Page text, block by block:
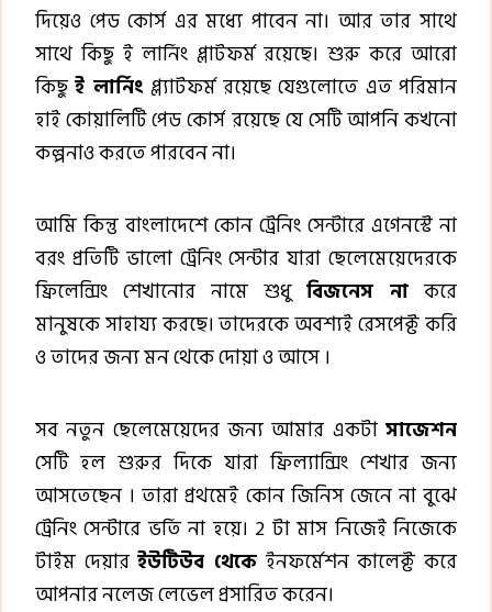
দিয়েও পেড কোর্স এর মধ্যে পাবেন না। আর তার সাথে
সাথে কিছু ই লার্নিং প্লাটফর্ম রয়েছে। শুরু করে আরো
কিছুই লার্নিং প্ল্যাটফর্ম রয়েছে যেগুলোতে এত পরিমান
হাই কোয়ালিটি পেড কোর্স রয়েছে যে সেটি আপনি কখনো
কল্পনাও করতে পারবেন না।
আমি কিন্তু বাংলাদেশে কোন ট্রেনিং সেন্টারে এগেনস্টে না
বরং প্রতিটি ভালো ট্রেনিং সেন্টার যারা ছেলেমেয়েদেরকে
ফ্রিলেন্সিং শেখানোর নামে শুধু বিজনেস না করে
মানুষকে সাহায্য করছে। তাদেরকে অবশ্যই রেসপেক্ট করি
ও তাদের জন্য মন থেকে দোয়া ও আসে ।
সব নতুন ছেলেমেয়েদের জন্য আমার একটা সাজেশন
সেটি হল শুরুর দিকে যারা ফ্রিল্যান্সিং শেখার জন্য
আসতেছেন । তারা প্রথমেই কোন জিনিস জেনে না বুঝে
ট্রেনিং সেন্টারে ভর্তি না হয়ে। 2 টা মাস নিজেই নিজেকে
টাইম দেয়ারইউটিউব থেকে ইনফর্মেশন কালেক্ট করে
আপনার নলেজ লেভেল প্রসারিত করেন।